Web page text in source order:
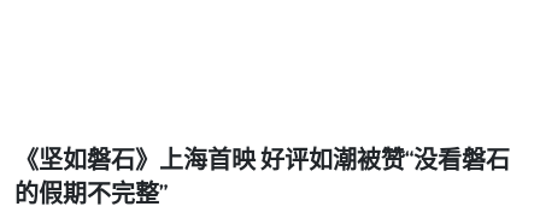
《坚如磐石》上海首映 好评如潮被赞“没看磐石
的假期不完整”